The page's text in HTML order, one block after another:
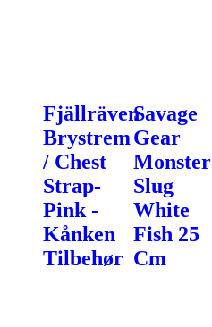
Fjällräven
Brystrem
/ Chest
Strap-
Pink -
Kånken
Tilbehør
Savage
Gear
Monster
Slug
White
Fish 25
Cm